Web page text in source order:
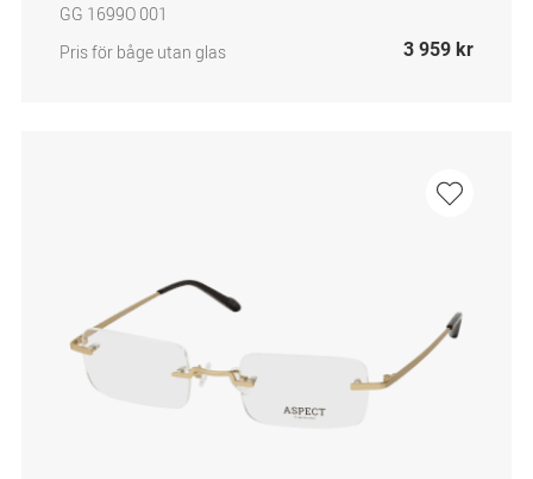
GG 1699O 001
Pris för båge utan glas
3 959 kr